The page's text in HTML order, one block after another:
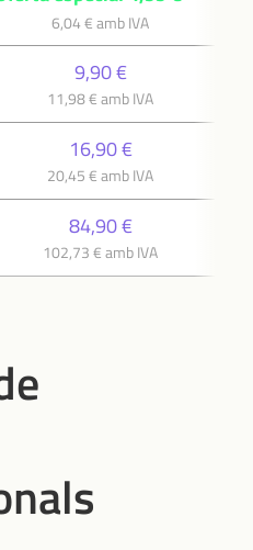
6,04 € amb IVA
9,90 €
11,98 € amb IVA
16,90 €
20,45 € amb IVA
84,90 €
102,73 € amb IVA